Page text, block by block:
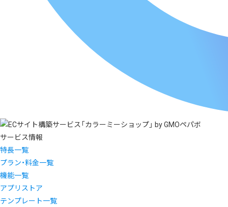
サービス情報
特長一覧
プラン・料金一覧
機能一覧
アプリストア
テンプレート一覧